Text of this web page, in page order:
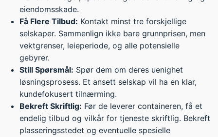
eiendomsskade.
Få Flere Tilbud: Kontakt minst tre forskjellige
selskaper. Sammenlign ikke bare grunnprisen, men
vektgrenser, leieperiode, og alle potensielle
gebyrer.
Still Spørsmål: Spør dem om deres uenighet
løsningsprosess. Et ansett selskap vil ha en klar,
kundefokusert tilnærming.
Bekreft Skriftlig: Før de leverer containeren, få et
endelig tilbud og vilkår for tjeneste skriftlig. Bekreft
plasseringsstedet og eventuelle spesielle